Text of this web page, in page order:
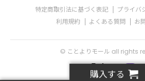
購入する
特定商取引法に基づく表記
プライバ
利用規約
よくある質問 お
© ことよりモール all rights